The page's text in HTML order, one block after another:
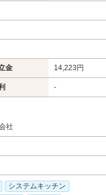
金 14,223円
-
社
システムキッチン